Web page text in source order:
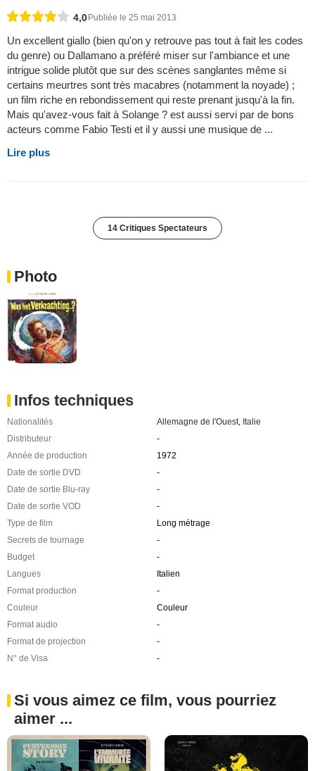
4,0 Publiée le 25 mai 2013
Un excellent giallo (bien qu'on y retrouve pas tout à fait les codes
du genre) ou Dallamano a préféré miser sur l'ambiance et une
intrigue solide plutôt que sur des scènes sanglantes même si
certains meurtres sont très macabres (notamment la noyade) ;
un film riche en rebondissement qui reste prenant jusqu'à la fin.
Mais qu'avez-vous fait à Solange ? est aussi servi par de bons
acteurs comme Fabio Testi et il y aussi une musique de ...
Lire plus
14 Critiques Spectateurs
Photo
Infos techniques
Nationalités Allemagne de l'Ouest, Italie
Distributeur
-
Année de production
1972
Date de sortie DVD
-
Date de sortie Blu-ray
-
Date de sortie VOD
-
Type de film
Long métrage
Secrets de tournage
-
Budget
-
Langues
Italien
Format production
-
Couleur
Couleur
Format audio
-
Format de projection
-
N° de Visa
-
Si vous aimez ce film, vous pourriez
aimer ...